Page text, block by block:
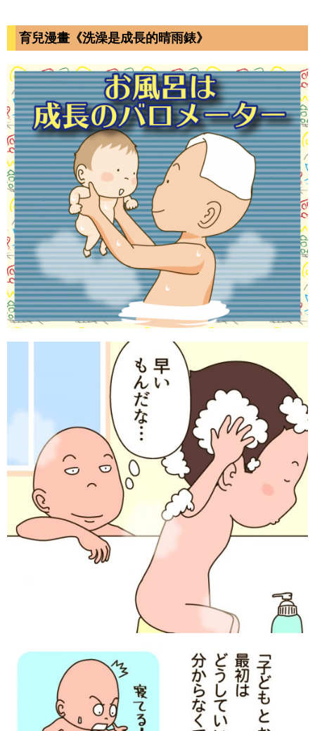
育兒漫畫《洗澡是成長的晴雨錶》